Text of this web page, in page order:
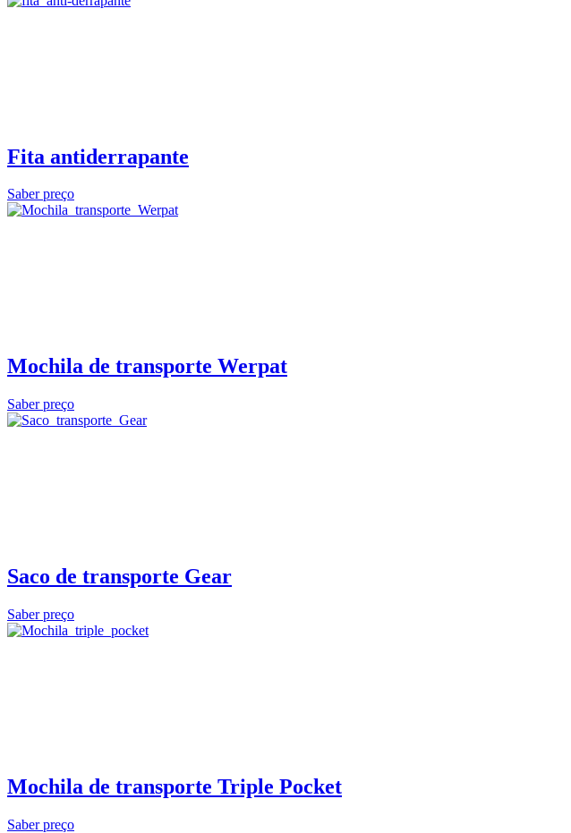
Fita antiderrapante
Saber preço
Mochila de transporte Werpat
Saber preço
Saco de transporte Gear
Saber preço
Mochila de transporte Triple Pocket
Saber preço